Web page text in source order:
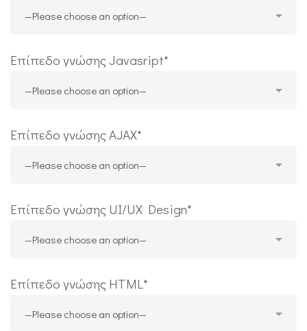
Επίπεδο γνώσης Javasript*
Επίπεδο γνώσης AJAX*
Επίπεδο γνώσης UI/UX Design*
Επίπεδο γνώσης HTML*